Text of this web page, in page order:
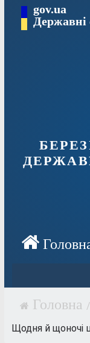
Перейтиgov.ua
Державні
/
Щодня й щоночі